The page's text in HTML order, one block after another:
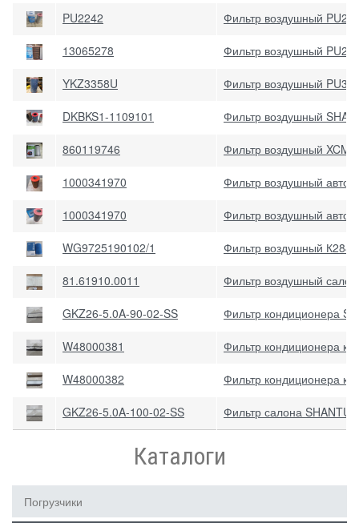
PU2242 Фильтр воздушный
13065278 Фильтр воздушный
YKZ3358U Фильтр воздушный
DKBKS1-1109101 Фильтр воздушный
860119746 Фильтр воздушный
1000341970 Фильтр воздушный
1000341970 Фильтр воздушный
WG9725190102/1 Фильтр воздушный
81.61910.0011 Фильтр воздушный
GKZ26-5.0A-90-02-SS Фильтр кондиционера
W48000381 Фильтр кондиционера
W48000382 Фильтр кондиционера
GKZ26-5.0A-100-02-SS Фильтр салона SHANTUI
Каталоги
Погрузчики